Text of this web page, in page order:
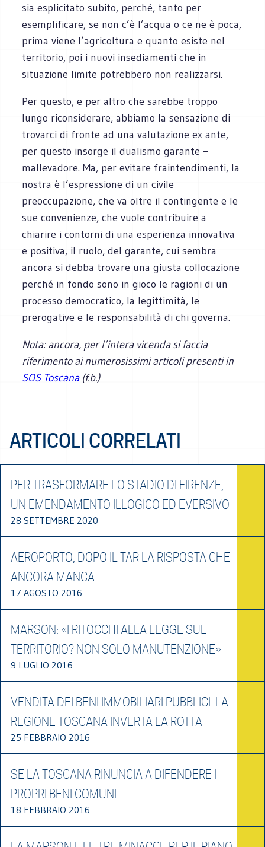
sia esplicitato subito, perché, tanto per
esemplificare, se non c’è l’acqua o ce ne è poca,
prima viene l’agricoltura e quanto esiste nel
territorio, poi i nuovi insediamenti che in
situazione limite potrebbero non realizzarsi.
Per questo, e per altro che sarebbe troppo
lungo riconsiderare, abbiamo la sensazione di
trovarci di fronte ad una valutazione ex ante,
per questo insorge il dualismo garante –
mallevadore. Ma, per evitare fraintendimenti, la
nostra è l’espressione di un civile
preoccupazione, che va oltre il contingente e le
sue convenienze, che vuole contribuire a
chiarire i contorni di una esperienza innovativa
e positiva, il ruolo, del garante, cui sembra
ancora si debba trovare una giusta collocazione
perché in fondo sono in gioco le ragioni di un
processo democratico, la legittimità, le
prerogative e le responsabilità di chi governa.
Nota: ancora, per l’intera vicenda si faccia
riferimento ai numerosissimi articoli presenti in
SOS Toscana(f.b.)
ARTICOLI CORRELATI
PER TRASFORMARE LO STADIO DI FIRENZE,
UN EMENDAMENTO ILLOGICO ED EVERSIVO
28 SETTEMBRE 2020
AEROPORTO, DOPO IL TAR LA RISPOSTA CHE
ANCORA MANCA
17 AGOSTO 2016
MARSON: «I RITOCCHI ALLA LEGGE SUL
TERRITORIO? NON SOLO MANUTENZIONE»
9 LUGLIO 2016
VENDITA DEI BENI IMMOBILIARI PUBBLICI: LA
REGIONE TOSCANA INVERTA LA ROTTA
25 FEBBRAIO 2016
SE LA TOSCANA RINUNCIA A DIFENDERE I
PROPRI BENI COMUNI
18 FEBBRAIO 2016